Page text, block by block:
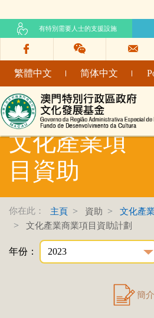
有特別需要人士的支援設施
繁體中文 简体中文
文化發展基金網頁
文化產業項
目資助
你在此： 主頁 資助
文化產
文化產業商業項目資助計劃
年份：
簡介